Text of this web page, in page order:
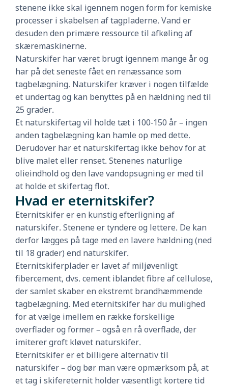
stenene ikke skal igennem nogen form for kemiske
processer i skabelsen af tagpladerne. Vand er
desuden den primære ressource til afkøling af
skæremaskinerne.
Naturskifer har været brugt igennem mange år og
har på det seneste fået en renæssance som
tagbelægning. Naturskifer kræver i nogen tilfælde
et undertag og kan benyttes på en hældning ned til
25 grader.
Et naturskifertag vil holde tæt i 100-150 år – ingen
anden tagbelægning kan hamle op med dette.
Derudover har et naturskifertag ikke behov for at
blive malet eller renset. Stenenes naturlige
olieindhold og den lave vandopsugning er med til
at holde et skifertag flot.
Hvad er eternitskifer?
Eternitskifer er en kunstig efterligning af
naturskifer. Stenene er tyndere og lettere. De kan
derfor lægges på tage med en lavere hældning (ned
til 18 grader) end naturskifer.
Eternitskiferplader er lavet af miljøvenligt
fibercement, dvs. cement iblandet fibre af cellulose,
der samlet skaber en ekstremt brandhæmmende
tagbelægning. Med eternitskifer har du mulighed
for at vælge imellem en række forskellige
overflader og former – også en rå overflade, der
imiterer groft kløvet naturskifer.
Eternitskifer er et billigere alternativ til
naturskifer – dog bør man være opmærksom på, at
et tag i skifereternit holder væsentligt kortere tid